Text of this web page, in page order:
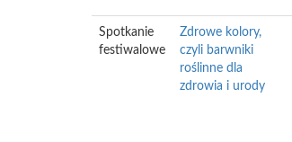
Spotkanie
festiwalowe
Zdrowe kolory,
czyli barwniki
roślinne dla
zdrowia i urody